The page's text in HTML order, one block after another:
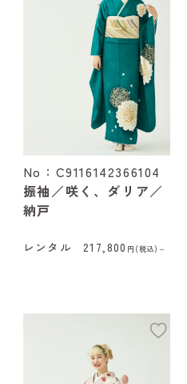
No：C9116142366104
振袖／咲く、ダリア／
納戸
レンタル 217,800 円(税込)～